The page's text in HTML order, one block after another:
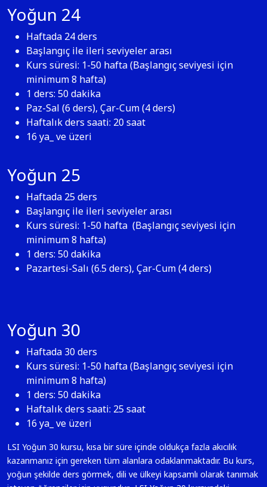
Yoğun 24
Haftada 24 ders
Başlangıç ile ileri seviyeler arası
Kurs süresi: 1-50 hafta (Başlangıç seviyesi için
minimum 8 hafta)
1 ders: 50 dakika
Paz-Sal (6 ders), Çar-Cum (4 ders)
Haftalık ders saati: 20 saat
16 ya_ ve üzeri
Yoğun 25
Haftada 25 ders
Başlangıç ile ileri seviyeler arası
Kurs süresi: 1-50 hafta (Başlangıç seviyesi için
minimum 8 hafta)
1 ders: 50 dakika
Pazartesi-Salı (6.5 ders), Çar-Cum (4 ders)
Yoğun 30
Haftada 30 ders
Kurs süresi: 1-50 hafta (Başlangıç seviyesi için
minimum 8 hafta)
1 ders: 50 dakika
Haftalık ders saati: 25 saat
16 ya_ ve üzeri
LSI Yoğun 30 kursu, kısa bir süre içinde oldukça fazla akıcılık
kazanmanız için gereken tüm alanlara odaklanmaktadır. Bu kurs,
yoğun şekilde ders görmek, dili ve ülkeyi kapsamlı olarak tanımak